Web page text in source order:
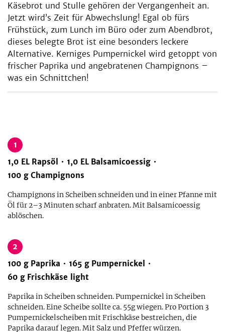
Käsebrot und Stulle gehören der Vergangenheit an.
Jetzt wird’s Zeit für Abwechslung! Egal ob fürs
Frühstück, zum Lunch im Büro oder zum Abendbrot,
dieses belegte Brot ist eine besonders leckere
Alternative. Kerniges Pumpernickel wird getoppt von
frischer Paprika und angebratenen Champignons –
was ein Schnittchen!
1
1,0 EL Rapsöl 1,0 EL Balsamicoessig
100 g Champignons
Champignons in Scheiben schneiden und in einer Pfanne mit
Öl für 2–3 Minuten scharf anbraten. Mit Balsamicoessig
ablöschen.
2
100 g Paprika 165 g Pumpernickel
60 g Frischkäse light
Paprika in Scheiben schneiden. Pumpernickel in Scheiben
schneiden. Eine Scheibe sollte ca. 55g wiegen. Pro Portion 3
Pumpernickelscheiben mit Frischkäse bestreichen, die
Paprika darauf legen. Mit Salz und Pfeffer würzen.